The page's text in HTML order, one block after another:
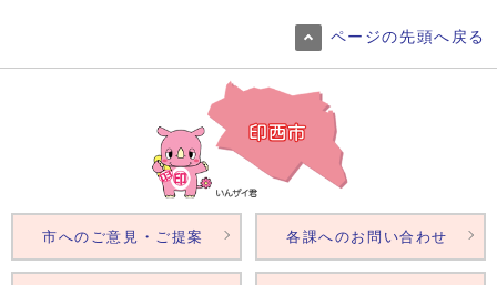
ページの先頭へ戻る
市へのご意見・ご提案 各課へのお問い合わせ